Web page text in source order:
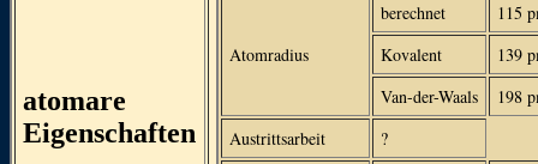
atomare
Eigenschaften
Atomradius
berechnet
115
Kovalent
139
Van-der-Waals
198
Austrittsarbeit
?